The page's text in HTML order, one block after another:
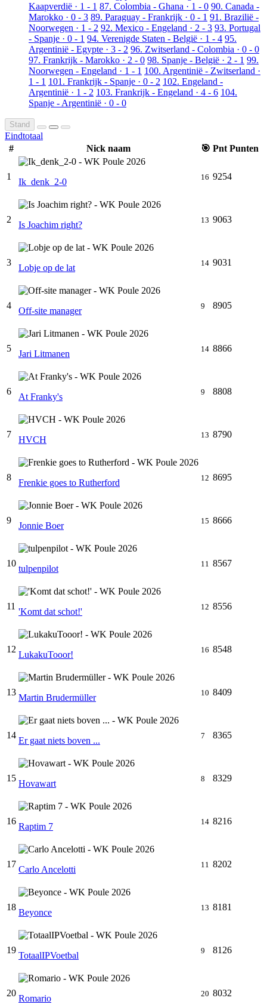
Kaapverdië · 1 - 1 87. Colombia - Ghana · 1 - 0 90. Canada -
Marokko · 0 - 3 89. Paraguay - Frankrijk · 0 - 1 91. Brazilië -
Noorwegen · 1 - 2 92. Mexico - Engeland · 2 - 3 93. Portugal
- Spanje · 0 - 1 94. Verenigde Staten - België · 1 - 4 95.
Argentinië - Egypte · 3 - 2 96. Zwitserland - Colombia · 0 - 0
97. Frankrijk - Marokko · 2 - 0 98. Spanje - België · 2 - 1 99.
Noorwegen - Engeland · 1 - 1 100. Argentinië - Zwitserland ·
1 - 1 101. Frankrijk - Spanje · 0 - 2 102. Engeland -
Argentinië · 1 - 2 103. Frankrijk - Engeland · 4 - 6 104.
Spanje - Argentinië · 0 - 0
Stand
Eindtotaal
#
Nick naam 🎯 Pnt Punten
1
Ik_denk_2-0 16 9254
2
Is Joachim right? 13 9063
3
Lobje op de lat 14 9031
4
Off-site manager 9 8905
5
Jari Litmanen 14 8866
6
At Franky's 9 8808
7
HVCH 13 8790
8
Frenkie goes to Rutherford 12 8695
9
Jonnie Boer 15 8666
10
tulpenpilot 11 8567
11
'Komt dat schot!' 12 8556
12
LukakuTooor! 16 8548
13
Martin Brudermüller 10 8409
14
Er gaat niets boven ... 7 8365
15
Hovawart 8 8329
16
Raptim 7 14 8216
17
Carlo Ancelotti 11 8202
18
Beyonce 13 8181
19
TotaalIPVoetbal 9 8126
20
Romario 20 8032